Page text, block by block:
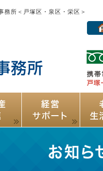
務所＜戸塚区・泉区・栄区＞
お知ら